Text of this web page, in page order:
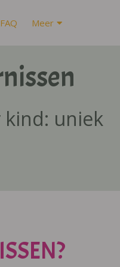
FAQ Meer
kind: uniek